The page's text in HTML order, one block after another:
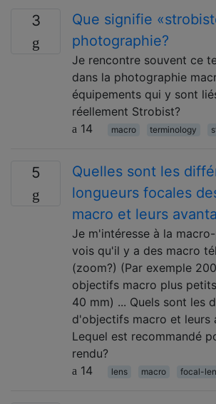
3
Que signifie
photographie?
Je rencontre souvent ce
dans la photographie
équipements qui y sont
réellement Strobist?
14
macro terminology
5
Quelles sont les
longueurs focales
macro et leurs
Je m'intéresse à la
vois qu'il y a des macro
(zoom?) (Par exemple
objectifs macro plus
40 mm) ... Quels sont les
d'objectifs macro et leurs
Lequel est recommandé
rendu?
14
lens macro focal-